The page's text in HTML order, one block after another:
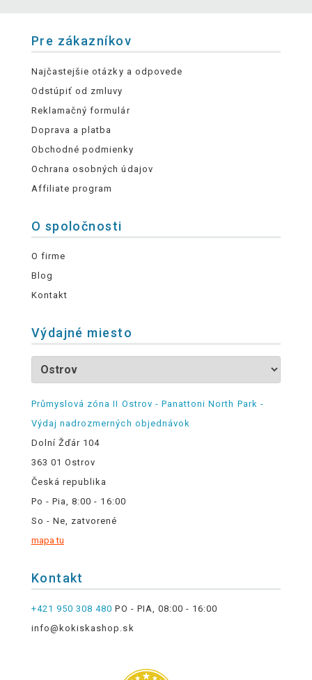
Pre zákazníkov
Najčastejšie otázky a odpovede
Odstúpiť od zmluvy
Reklamačný formulár
Doprava a platba
Obchodné podmienky
Ochrana osobných údajov
Affiliate program
O spoločnosti
O firme
Blog
Kontakt
Výdajné miesto
Průmyslová zóna II Ostrov - Panattoni North Park -
Výdaj nadrozmerných objednávok
Dolní Žďár 104
363 01 Ostrov
Česká republika
Po - Pia, 8:00 - 16:00
So - Ne, zatvorené
mapa tu
Kontakt
+421 950 308 480 PO - PIA, 08:00 - 16:00
info@kokiskashop.sk